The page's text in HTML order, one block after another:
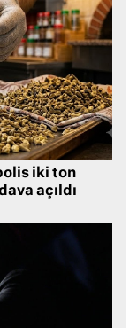
iki ton
açıldı